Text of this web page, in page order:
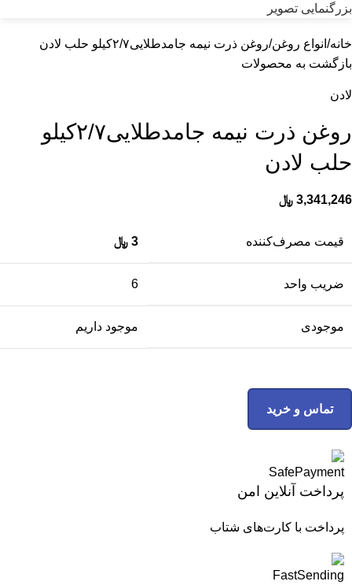
بزرگنمایی تصویر
خانه انواع روغن روغن ذرت نیمه جامدطلایی۲/۷کیلو حلب لادن
بازگشت به محصولات
لادن
روغن ذرت نیمه جامدطلایی۲/۷کیلو
حلب لادن
3,341,246 ﷼
قیمت مصرف‌کننده 3 ﷼
ضریب واحد 6
موجودی موجود داریم
تماس و خرید
پرداخت آنلاین امن
پرداخت با کارت‌های شتاب